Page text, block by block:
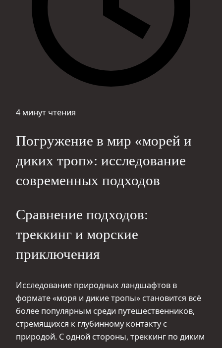
4 минут чтения
Погружение в мир «морей и
диких троп»: исследование
современных подходов
Сравнение подходов:
треккинг и морские
приключения
Исследование природных ландшафтов в
формате «моря и дикие тропы» становится всё
более популярным среди путешественников,
стремящихся к глубинному контакту с
природой. С одной стороны, треккинг по диким